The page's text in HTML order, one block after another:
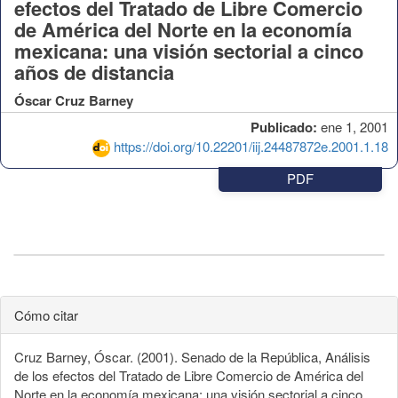
Publicado: ene 1, 2001
https://doi.org/10.22201/iij.24487872e.2001.1.18
efectos del Tratado de Libre Comercio
de América del Norte en la economía
mexicana: una visión sectorial a cinco
años de distancia
Óscar Cruz Barney
PDF
Cómo citar
Cruz Barney, Óscar. (2001). Senado de la República, Análisis
de los efectos del Tratado de Libre Comercio de América del
Norte en la economía mexicana: una visión sectorial a cinco